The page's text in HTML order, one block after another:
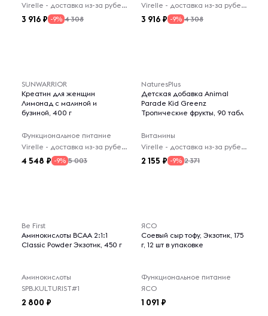
Virelle - доставка из-за рубежа
3 916 -9% 4 308
Virelle - доставка из-за рубежа
3 916 -9% 4 308
SUNWARRIOR
Креатин для женщин
Лимонад с малиной и
бузиной, 400 г
Функциональное питание
Virelle - доставка из-за рубежа
4 548 -9% 5 003
NaturesPlus
Детская добавка Animal
Parade Kid Greenz
Тропические фрукты, 90 табл
Витамины
Virelle - доставка из-за рубежа
2 155 -9% 2 371
Be First
Аминокислоты BCAA 2:1:1
Classic Powder Экзотик, 450 г
Аминокислоты
SPB.KULTURIST#1
2 800
ЯСО
Соевый сыр тофу, Экзотик, 175
г, 12 шт в упаковке
Функциональное питание
ЯСО
1 091